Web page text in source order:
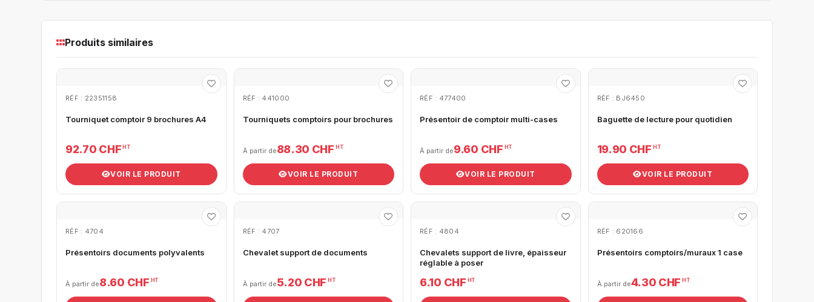
Produits similaires
RÉF : 22351158
Tourniquet comptoir 9 brochures A4
92.70 CHF HT
VOIR LE PRODUIT
RÉF : 441000
Tourniquets comptoirs pour brochures
À partir de88.30 CHF HT
VOIR LE PRODUIT
RÉF : 477400
Présentoir de comptoir multi-cases
À partir de9.60 CHF HT
VOIR LE PRODUIT
RÉF : BJ6450
Baguette de lecture pour quotidien
19.90 CHF HT
VOIR LE PRODUIT
RÉF : 4704
Présentoirs documents polyvalents
À partir de8.60 CHF HT
RÉF : 4707
Chevalet support de documents
À partir de5.20 CHF HT
RÉF : 4804
Chevalets support de livre, épaisseur
réglable à poser
6.10 CHF HT
RÉF : 620166
Présentoirs comptoirs/muraux 1 case
À partir de4.30 CHF HT